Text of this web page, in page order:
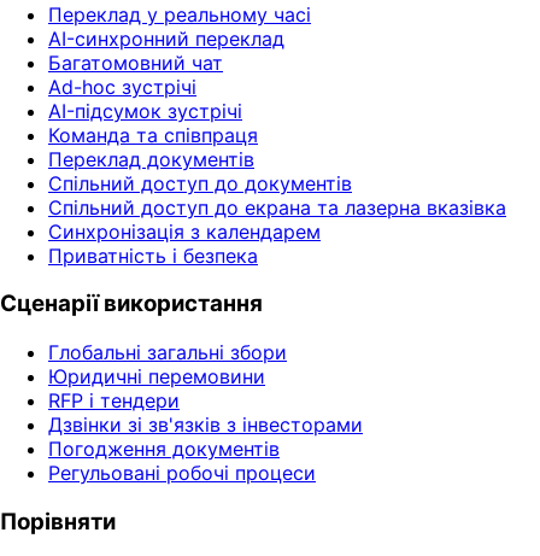
Переклад у реальному часі
AI-синхронний переклад
Багатомовний чат
Ad-hoc зустрічі
AI-підсумок зустрічі
Команда та співпраця
Переклад документів
Спільний доступ до документів
Спільний доступ до екрана та лазерна вказівка
Синхронізація з календарем
Приватність і безпека
Сценарії використання
Глобальні загальні збори
Юридичні перемовини
RFP і тендери
Дзвінки зі зв'язків з інвесторами
Погодження документів
Регульовані робочі процеси
Порівняти